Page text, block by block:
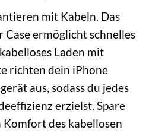
mit Kabeln. Das
Case ermöglicht schnelles
Laden mit
richten dein iPhone
aus, sodass du jedes
erzielst. Spare
des kabellosen